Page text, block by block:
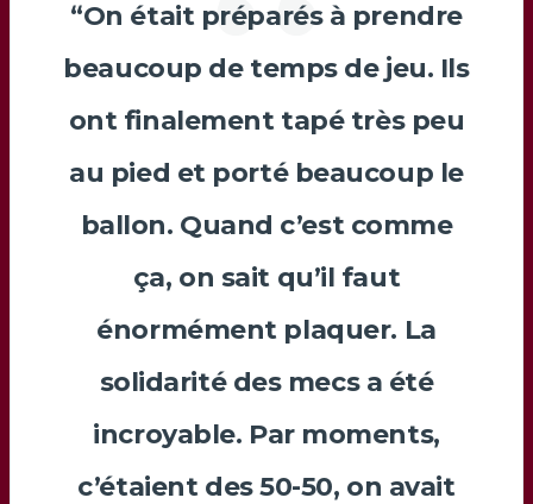
“On était préparés à prendre
beaucoup de temps de jeu. Ils
ont finalement tapé très peu
au pied et porté beaucoup le
ballon. Quand c’est comme
ça, on sait qu’il faut
énormément plaquer. La
solidarité des mecs a été
incroyable. Par moments,
c’étaient des 50-50, on avait